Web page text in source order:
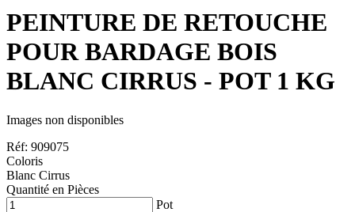
PEINTURE DE RETOUCHE
POUR BARDAGE BOIS
BLANC CIRRUS - POT 1 KG
Images non disponibles
Réf: 909075
Coloris
Blanc Cirrus
Quantité en Pièces
Pot